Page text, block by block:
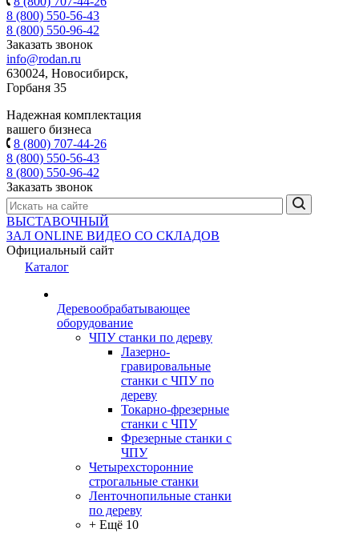
8 (800) 550-56-43
8 (800) 550-96-42
Заказать звонок
info@rodan.ru
630024, Новосибирск,
Горбаня 35
Надежная комплектация
вашего бизнеса
8 (800) 707-44-26
8 (800) 550-56-43
8 (800) 550-96-42
Заказать звонок
ВЫСТАВОЧНЫЙ
ЗАЛ ONLINE ВИДЕО СО СКЛАДОВ
Официальный сайт
Каталог
Деревообрабатывающее
оборудование
ЧПУ станки по дереву
Лазерно-
гравировальные
станки с ЧПУ по
дереву
Токарно-фрезерные
станки с ЧПУ
Фрезерные станки с
ЧПУ
Четырехсторонние
строгальные станки
Ленточнопильные станки
по дереву
+ Ещё 10